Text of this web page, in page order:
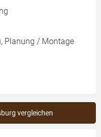
Planung / Montage
vergleichen